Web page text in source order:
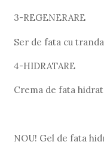
3-REGENERARE
Ser de fata cu
4-HIDRATARE
Crema de fata
NOU! Gel de fata